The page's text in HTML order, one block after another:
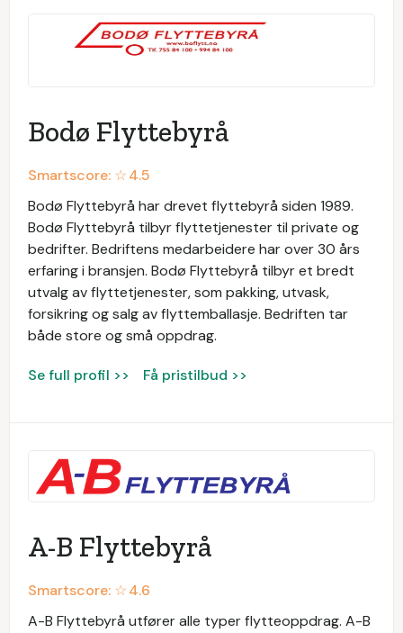
Bodø Flyttebyrå
Smartscore: ☆4.5
Bodø Flyttebyrå har drevet flyttebyrå siden 1989.
Bodø Flyttebyrå tilbyr flyttetjenester til private og
bedrifter. Bedriftens medarbeidere har over 30 års
erfaring i bransjen. Bodø Flyttebyrå tilbyr et bredt
utvalg av flyttetjenester, som pakking, utvask,
forsikring og salg av flyttemballasje. Bedriften tar
både store og små oppdrag.
Se full profil >> Få pristilbud >>
A-B Flyttebyrå
Smartscore: ☆4.6
A-B Flyttebyrå utfører alle typer flytteoppdrag. A-B